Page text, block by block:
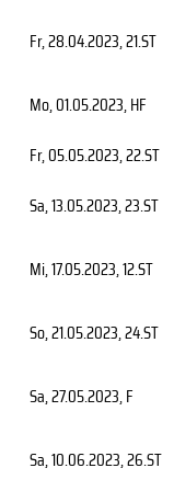
Fr, 28.04.2023, 21.ST
Mo, 01.05.2023, HF
Fr, 05.05.2023, 22.ST
Sa, 13.05.2023, 23.ST
Mi, 17.05.2023, 12.ST
So, 21.05.2023, 24.ST
Sa, 27.05.2023, F
Sa, 10.06.2023, 26.ST